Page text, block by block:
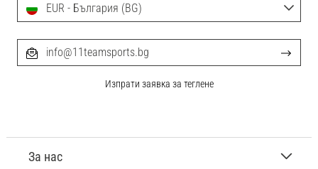
За нас
EUR - България (BG)
info@11teamsports.bg
Изпрати заявка за теглене